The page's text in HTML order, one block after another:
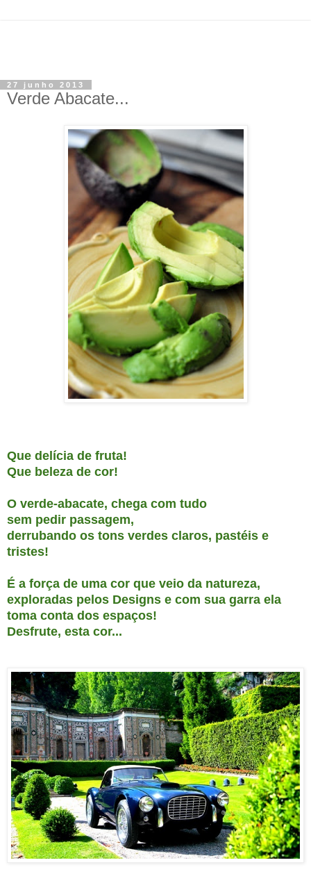
27 junho 2013
Verde Abacate...
Que delícia de fruta!
Que beleza de cor!
O verde-abacate, chega com tudo
sem pedir passagem,
derrubando os tons verdes claros, pastéis e
tristes!
É a força de uma cor que veio da natureza,
exploradas pelos Designs e com sua garra ela
toma conta dos espaços!
Desfrute, esta cor...